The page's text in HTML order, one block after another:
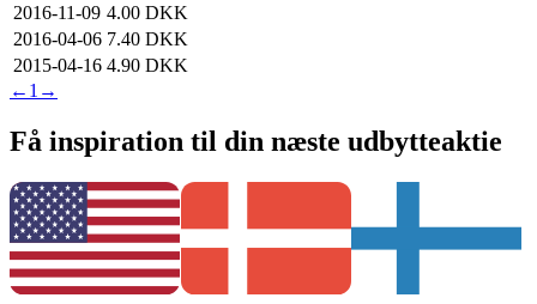
2016-11-09 4.00 DKK
2016-04-06 7.40 DKK
2015-04-16 4.90 DKK
← 1 →
Få inspiration til din næste udbytteaktie